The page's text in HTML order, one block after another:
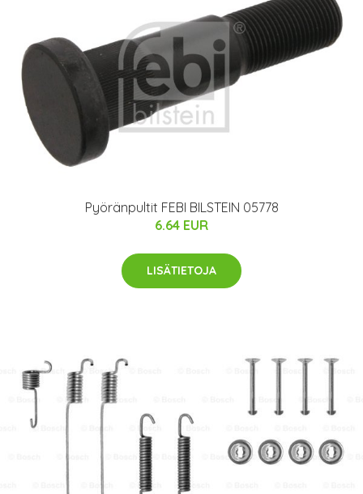
Pyöränpultit FEBI BILSTEIN 05778
6.64 EUR
LISÄTIETOJA